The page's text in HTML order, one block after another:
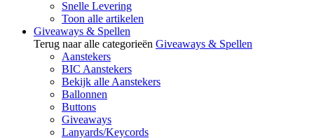
Snelle Levering
Toon alle artikelen
Giveaways & Spellen
Terug naar alle categorieën Giveaways & Spellen
Aanstekers
BIC Aanstekers
Bekijk alle Aanstekers
Ballonnen
Buttons
Giveaways
Lanyards/Keycords